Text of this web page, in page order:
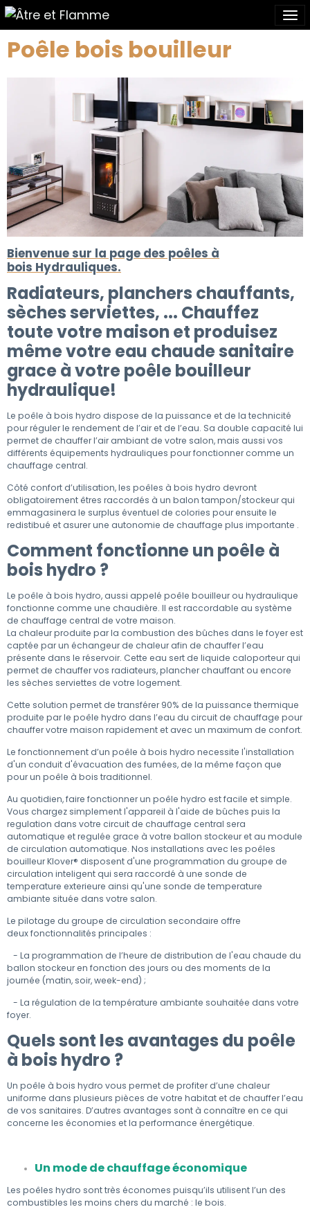
Poêle bois bouilleur
Bienvenue sur la page des poêles à
bois Hydrauliques.
Radiateurs, planchers chauffants,
sèches serviettes, ... Chauffez
toute votre maison et produisez
même votre eau chaude sanitaire
grace à votre poêle bouilleur
hydraulique!
Le poêle à bois hydro dispose de la puissance et de la technicité
pour réguler le rendement de l’air et de l’eau. Sa double capacité lui
permet de chauffer l’air ambiant de votre salon, mais aussi vos
différents équipements hydrauliques pour fonctionner comme un
chauffage central.
Côté confort d’utilisation, les poêles à bois hydro devront
obligatoirement êtres raccordés à un balon tampon/stockeur qui
emmagasinera le surplus éventuel de colories pour ensuite le
redistibué et asurer une autonomie de chauffage plus importante .
Comment fonctionne un poêle à
bois hydro ?
Le poêle à bois hydro, aussi appelé poêle bouilleur ou hydraulique
fonctionne comme une chaudière. Il est raccordable au système
de chauffage central de votre maison.
La chaleur produite par la combustion des bûches dans le foyer est
captée par un échangeur de chaleur afin de chauffer l’eau
présente dans le réservoir. Cette eau sert de liquide caloporteur qui
permet de chauffer vos radiateurs, plancher chauffant ou encore
les sèches serviettes de votre logement.
Cette solution permet de transférer 90% de la puissance thermique
produite par le poêle hydro dans l’eau du circuit de chauffage pour
chauffer votre maison rapidement et avec un maximum de confort.
Le fonctionnement d’un poêle à bois hydro necessite l'installation
d'un conduit d'évacuation des fumées, de la même façon que
pour un poêle à bois traditionnel.
Au quotidien, faire fonctionner un poêle hydro est facile et simple.
Vous chargez simplement l'appareil à l'aide de bûches puis la
regulation dans votre circuit de chauffage central sera
automatique et regulée grace à votre ballon stockeur et au module
de circulation automatique. Nos installations avec les poêles
bouilleur Klover® disposent d'une programmation du groupe de
circulation inteligent qui sera raccordé à une sonde de
temperature exterieure ainsi qu'une sonde de temperature
ambiante située dans votre salon.
Le pilotage du groupe de circulation secondaire offre
deux fonctionnalités principales :
- La programmation de l’heure de distribution de l'eau chaude du
ballon stockeur en fonction des jours ou des moments de la
journée (matin, soir, week-end) ;
- La régulation de la température ambiante souhaitée dans votre
foyer.
Quels sont les avantages du poêle
à bois hydro ?
Un poêle à bois hydro vous permet de profiter d’une chaleur
uniforme dans plusieurs pièces de votre habitat et de chauffer l’eau
de vos sanitaires. D’autres avantages sont à connaître en ce qui
concerne les économies et la performance énergétique.
Un mode de chauffage économique
Les poêles hydro sont très économes puisqu’ils utilisent l’un des
combustibles les moins chers du marché : le bois.